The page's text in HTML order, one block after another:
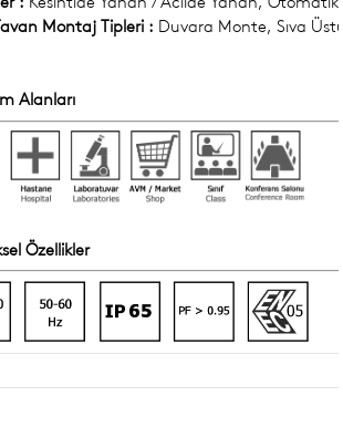
Montaj Tipleri : Duvara Monte, Sıva
Alanları
Özellikler